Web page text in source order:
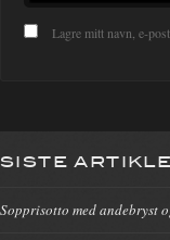
Lagre mitt navn, e-
SISTE
Sopprisotto med andebryst